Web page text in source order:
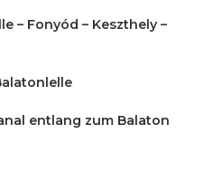
– Fonyód – Keszthely –
entlang zum Balaton